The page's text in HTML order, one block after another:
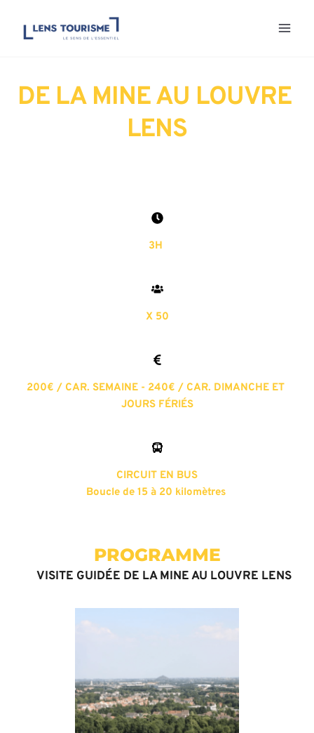
DE LA MINE AU LOUVRE
LENS
3H
X 50
200€ / CAR. SEMAINE - 240€ / CAR. DIMANCHE ET
JOURS FÉRIÉS
CIRCUIT EN BUS
Boucle de 15 à 20 kilomètres
PROGRAMME
VISITE GUIDÉE DE LA MINE AU LOUVRE LENS